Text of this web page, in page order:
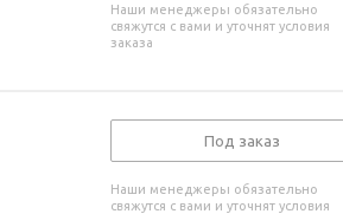
Наши менеджеры обязательно
свяжутся с вами и уточнят условия
заказа
Под заказ
Наши менеджеры обязательно
свяжутся с вами и уточнят условия